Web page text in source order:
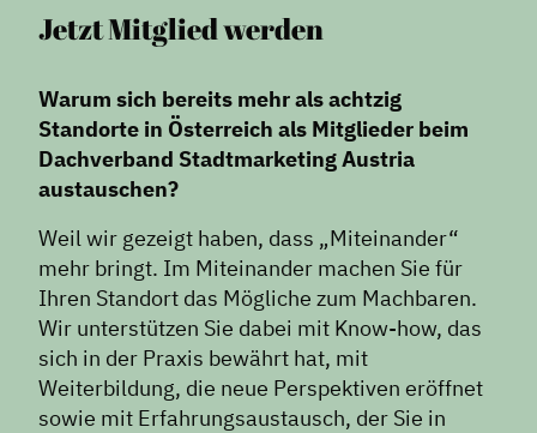
Podcast
Informiert bleiben
Presse
Mosaik
Jetzt Mitglied werden
Warum sich bereits mehr als achtzig
Standorte in Österreich als Mitglieder beim
Dachverband Stadtmarketing Austria
austauschen?
Weil wir gezeigt haben, dass „Miteinander“
mehr bringt. Im Miteinander machen Sie für
Ihren Standort das Mögliche zum Machbaren.
Wir unterstützen Sie dabei mit Know-how, das
sich in der Praxis bewährt hat, mit
Weiterbildung, die neue Perspektiven eröffnet
sowie mit Erfahrungsaustausch, der Sie in